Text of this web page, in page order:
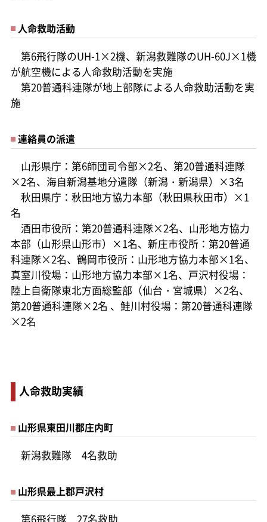
人命救助活動
第6飛行隊のUH-1×2機、新潟救難隊のUH-60J×1機
が航空機による人命救助活動を実施
第20普通科連隊が地上部隊による人命救助活動を実
施
連絡員の派遣
山形県庁：第6師団司令部×2名、第20普通科連隊
×2名、海自新潟基地分遣隊（新潟・新潟県）×3名
秋田県庁：秋田地方協力本部（秋田県秋田市）×1
名
酒田市役所：第20普通科連隊×2名、山形地方協力
本部（山形県山形市）×1名、新庄市役所：第20普通
科連隊×2名、鶴岡市役所：山形地方協力本部×1名、
真室川役場：山形地方協力本部×1名、戸沢村役場：
陸上自衛隊東北方面総監部（仙台・宮城県）×2名、
第20普通科連隊×2名 、鮭川村役場：第20普通科連隊
×2名
人命救助実績
山形県東田川郡庄内町
新潟救難隊 4名救助
山形県最上郡戸沢村
第6飛行隊 27名救助